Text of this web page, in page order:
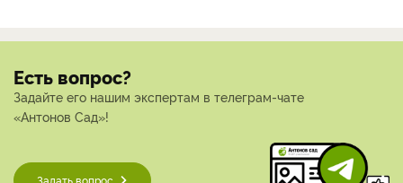
Есть вопрос?
Задайте его нашим экспертам в телеграм-чате
«Антонов Сад»!
Задать вопрос